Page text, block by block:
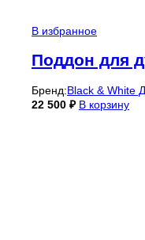
В избранное
Поддон для
Бренд:Black & White
22 500 ₽ В корзину